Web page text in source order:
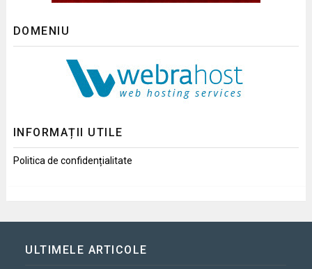
DOMENIU
INFORMAȚII UTILE
Politica de confidențialitate
ULTIMELE ARTICOLE